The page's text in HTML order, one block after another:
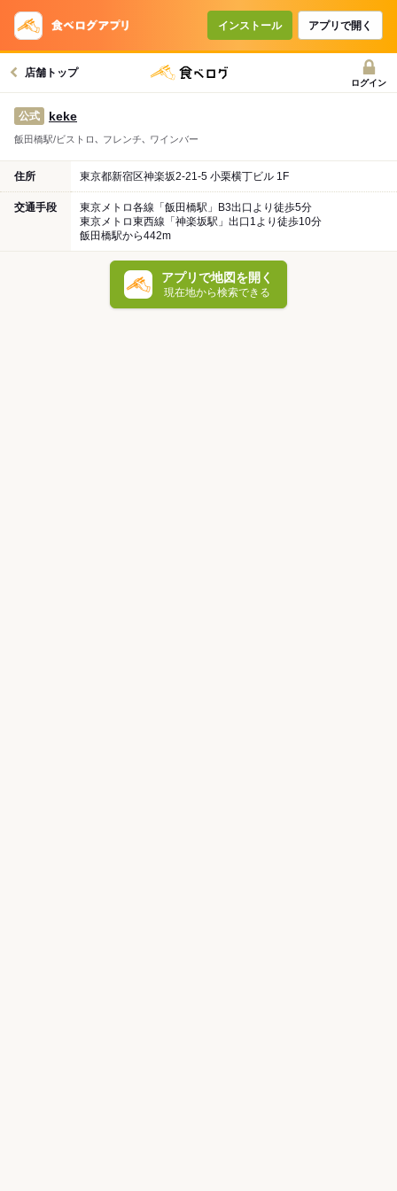
インストール アプリで開く
店舗トップ
ログイン
公式 keke
飯田橋駅/ビストロ､ フレンチ､ ワインバー
住所 東京都新宿区神楽坂2-21-5 小栗横丁ビル 1F
交通手段
東京メトロ各線「飯田橋駅」B3出口より徒歩5分
東京メトロ東西線「神楽坂駅」出口1より徒歩10分
飯田橋駅から442m
アプリで地図を開く
現在地から検索できる